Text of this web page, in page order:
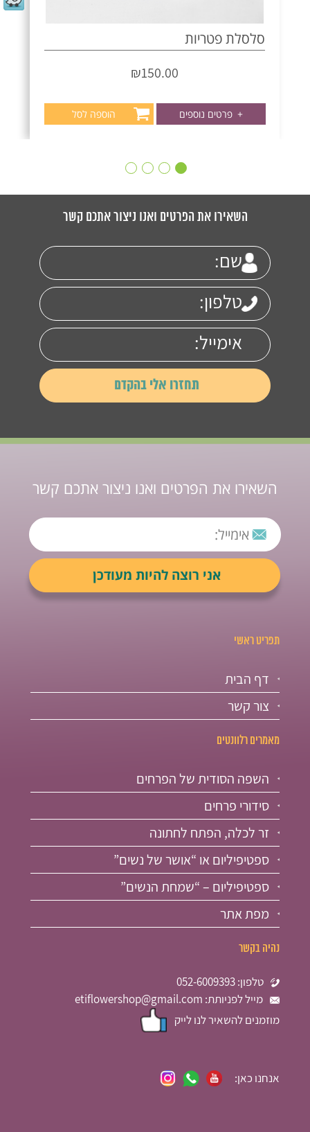
סלסלת פטריות
₪150.00
+ פרטים נוספים הוספה לסל
השאירו את הפרטים ואנו ניצור אתכם קשר
השאירו את הפרטים ואנו ניצור אתכם קשר
תפריט ראשי
דף הבית
צור קשר
מאמרים רלוונטים
השפה הסודית של הפרחים
סידורי פרחים
זר לכלה, הפתח לחתונה
ספטיפיליום או “אושר של נשים”
ספטיפיליום – “שמחת הנשים”
מפת אתר
נהיה בקשר
טלפון: 052-6009393
מייל לפניותת: etiflowershop@gmail.com
מוזמנים להשאיר לנו לייק
אנחנו כאן: